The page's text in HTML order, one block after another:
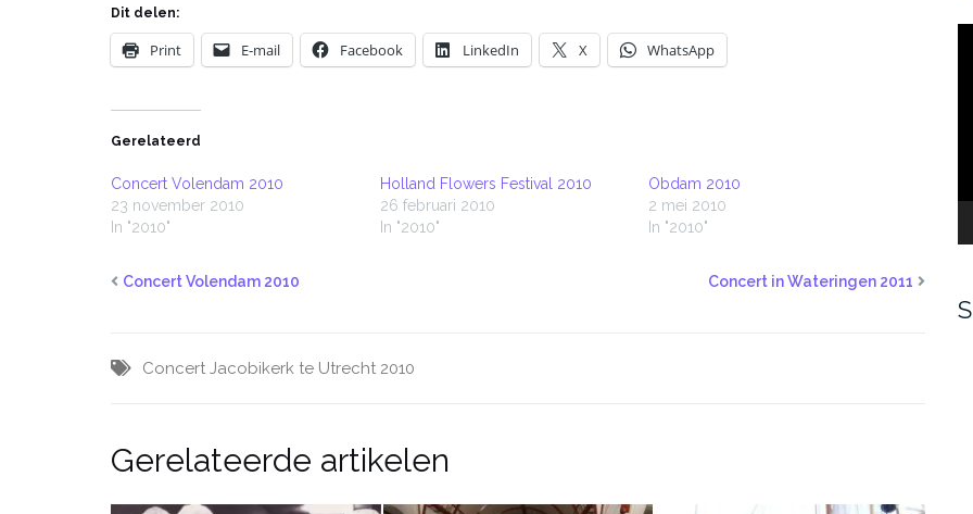
Dit delen:
Print E-mail Facebook LinkedIn X WhatsApp
Gerelateerd
Concert Volendam 2010
23 november 2010
In "2010"
Holland Flowers Festival 2010
26 februari 2010
In "2010"
Obdam 2010
2 mei 2010
In "2010"
Concert Volendam 2010 Concert in Wateringen 2011
Concert Jacobikerk te Utrecht 2010
Gerelateerde artikelen